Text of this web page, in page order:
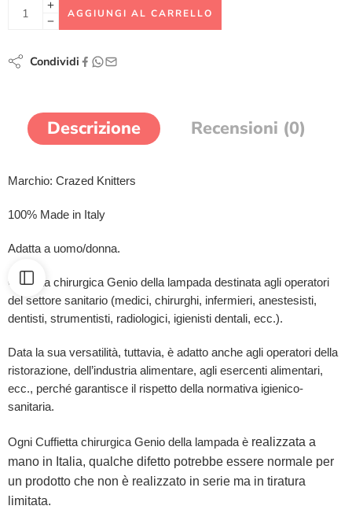
AGGIUNGI AL CARRELLO
Condividi
Descrizione Recensioni (0)
Marchio: Crazed Knitters
100% Made in Italy
Adatta a uomo/donna.
Cuffietta chirurgica Genio della lampada destinata agli operatori
del settore sanitario (medici, chirurghi, infermieri, anestesisti,
dentisti, strumentisti, radiologici, igienisti dentali, ecc.).
Data la sua versatilità, tuttavia, è adatto anche agli operatori della
ristorazione, dell’industria alimentare, agli esercenti alimentari,
ecc., perché garantisce il rispetto della normativa igienico-
sanitaria.
Ogni Cuffietta chirurgica Genio della lampada è realizzata a
mano in Italia, qualche difetto potrebbe essere normale per
un prodotto che non è realizzato in serie ma in tiratura
limitata.